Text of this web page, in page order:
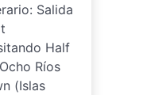
Salida
Half
Ríos
(Islas